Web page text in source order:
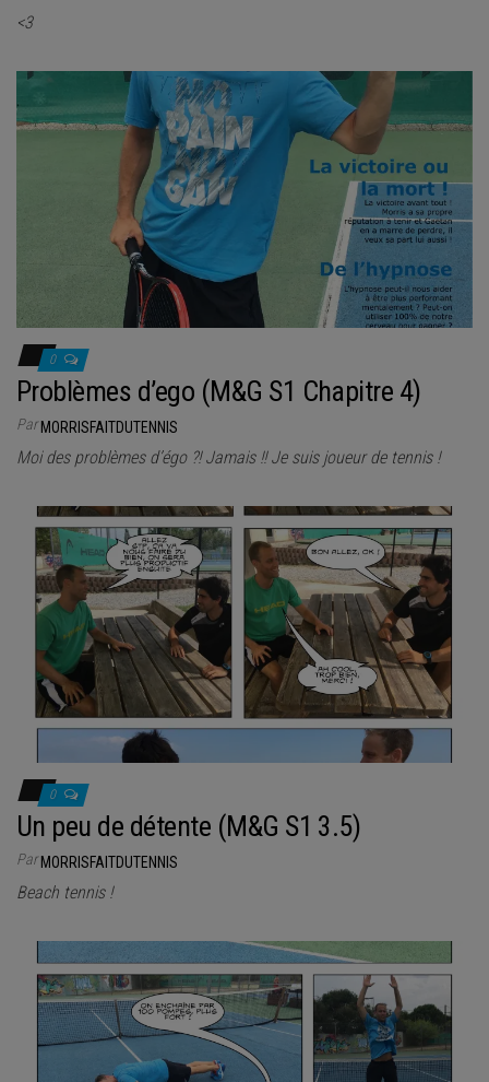
<3
0
Problèmes d’ego (M&G S1 Chapitre 4)
ParMORRISFAITDUTENNIS
Moi des problèmes d’égo ?! Jamais !! Je suis joueur de tennis !
0
Un peu de détente (M&G S1 3.5)
ParMORRISFAITDUTENNIS
Beach tennis !